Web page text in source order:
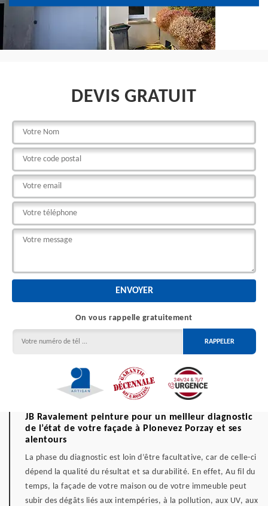
DEVIS GRATUIT
On vous rappelle gratuitement
JB Ravalement peinture pour un meilleur diagnostic
de l’état de votre façade à Plonevez Porzay et ses
alentours
La phase du diagnostic est loin d’être facultative, car de celle-ci
dépend la qualité du résultat et sa durabilité. En effet, Au fil du
temps, la façade de votre maison ou de votre immeuble peut
subir des dégâts liés aux intempéries, à la pollution, aux UV, aux